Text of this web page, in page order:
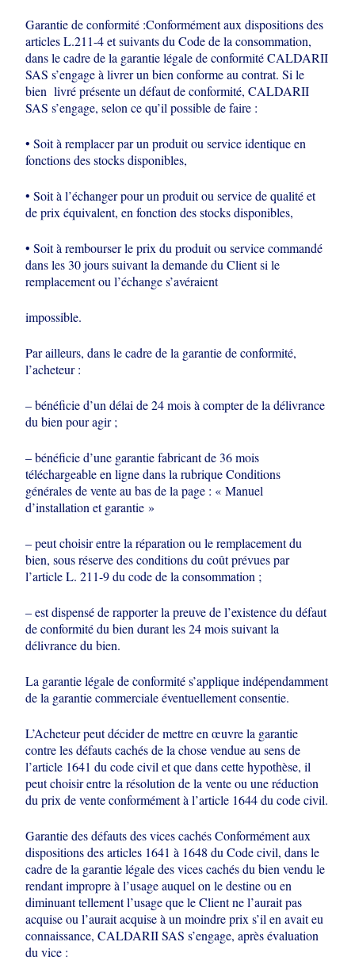
Garantie de conformité :Conformément aux dispositions des
articles L.211-4 etsuivants du Code de la consommation,
dans le cadre de la garantie légale deconformité CALDARII
SAS s’engage à livrer un bien conforme au contrat. Si le
bienlivré présente un défaut de conformité, CALDARII
SAS s’engage, selon ce qu’ilpossible de faire :
• Soit à remplacer par un produit ou service identique en
fonctions des stocksdisponibles,
• Soit à l’échanger pour un produit ou service de qualité et
de prix équivalent, enfonction des stocks disponibles,
• Soit à rembourser le prix du produit ou service commandé
dans les 30 jourssuivant la demande du Client si le
remplacement ou l’échange s’avéraient
impossible.
Par ailleurs, dans le cadre de la garantie de conformité,
l’acheteur :
– bénéficie d’un délai de 24 mois à compter de la délivrance
du bien pour agir ;
– bénéficie d’une garantie fabricant de 36 mois
téléchargeable en ligne dans la rubrique Conditions
générales de vente au bas de la page : « Manuel
d’installation et garantie »
– peut choisir entre la réparation ou le remplacement du
bien, sous réserve desconditions du coût prévues par
l’article L. 211-9 du code de la consommation ;
– est dispensé de rapporter la preuve de l’existence du défaut
de conformité du biendurant les 24 mois suivant la
délivrance du bien.
La garantie légale de conformité s’applique indépendamment
de la garantiecommerciale éventuellement consentie.
L’Acheteur peut décider de mettre en œuvre la garantie
contre les défauts cachésde la chose vendue au sens de
l’article 1641 du code civil et que dans cettehypothèse, il
peut choisir entre la résolution de la vente ou une réduction
du prix devente conformément à l’article 1644 du code civil.
Garantie des défauts des vices cachés Conformément aux
dispositions des articles 1641 à 1648 du Code civil, dans le
cadre de la garantie légale des vices cachés dubien vendu le
rendant impropre à l’usage auquel on le destine ou en
diminuanttellement l’usage que le Client ne l’aurait pas
acquise ou l’aurait acquise à unmoindre prix s’il en avait eu
connaissance, CALDARII SAS s’engage, aprèsévaluation
du vice :